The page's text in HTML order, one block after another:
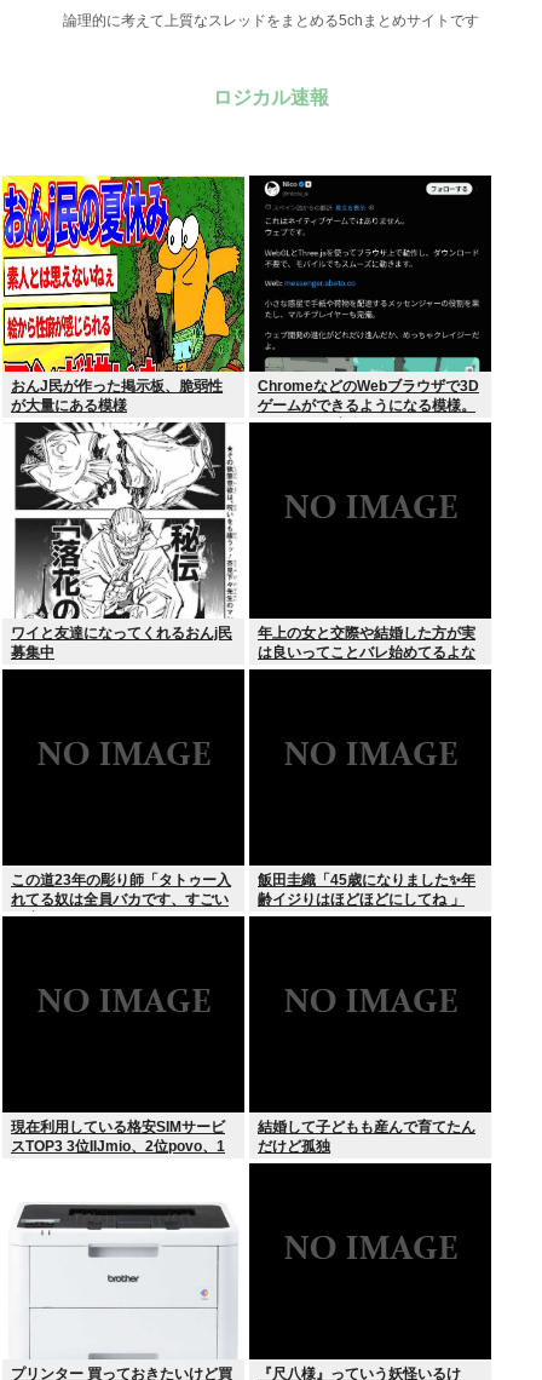
論理的に考えて上質なスレッドをまとめる5chまとめサイトです
ロジカル速報
おんJ民が作った掲示板、脆弱性
が大量にある模様
ChromeなどのWebブラウザで3D
ゲームができるようになる模様。
Windowsは完全不要に
ワイと友達になってくれるおんj民
募集中
年上の女と交際や結婚した方が実
は良いってことバレ始めてるよな
この道23年の彫り師「タトゥー入
れてる奴は全員バカです、すごい
民度低い」
飯田圭織「45歳になりました✨年
齢イジりはほどほどにしてね 」
現在利用している格安SIMサービ
スTOP3 3位IIJmio、2位povo、1
結婚して子どもも産んで育てたん
だけど孤独
プリンター 買っておきたいけど買
『尺八様』っていう妖怪いるけ